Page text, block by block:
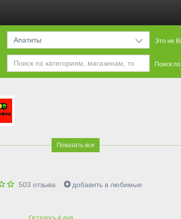
Апатиты Это не
Поиск
Показать все
503 отзыва добавить в любимые